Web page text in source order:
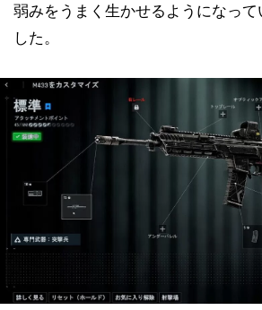
弱みをうまく生かせるようになって
した。